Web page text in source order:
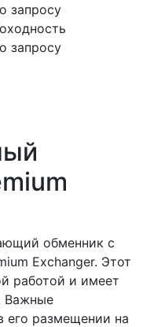
запросу
запросу
обменник с
Exchanger. Этот
работой и имеет
Важные
его размещении на